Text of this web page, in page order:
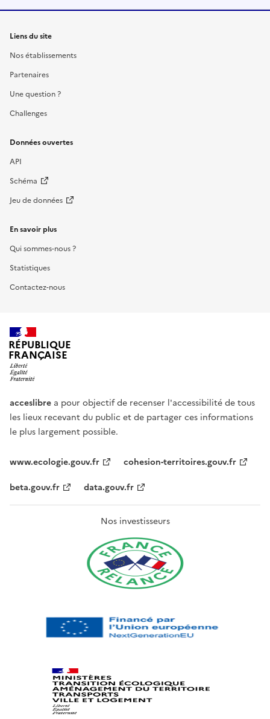
Liens du site
Nos établissements
Partenaires
Une question ?
Challenges
Données ouvertes
API
Schéma
Jeu de données
En savoir plus
Qui sommes-nous ?
Statistiques
Contactez-nous
RÉPUBLIQUE
FRANÇAISE
acceslibre a pour objectif de recenser l'accessibilité de tous
les lieux recevant du public et de partager ces informations
le plus largement possible.
www.ecologie.gouv.fr
cohesion-territoires.gouv.fr
beta.gouv.fr
data.gouv.fr
Nos investisseurs